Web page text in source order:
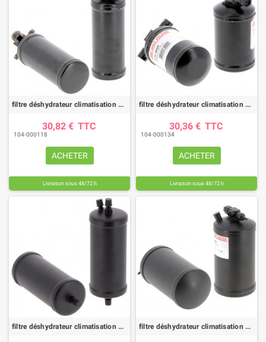
filtre déshydrateur climatisation DYH70011 |HIFI FILTER
30,82 € TTC
104-000118
ACHETER
Livraison sous 48/72 h
filtre déshydrateur climatisation DYH90009 |HIFI FILTER
30,36 € TTC
104-000134
ACHETER
Livraison sous 48/72 h
filtre déshydrateur climatisation DYH20001 |HIFI FILTER filtre déshydrateur climatisation DYH90002 |HIFI FILTER